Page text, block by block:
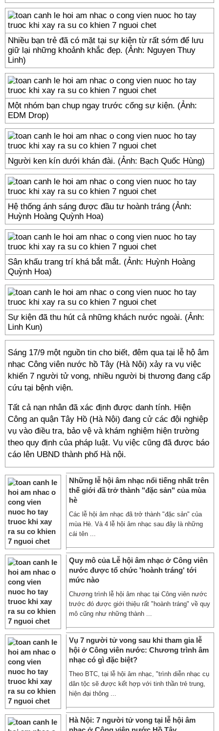
Nhiều bạn trẻ đã có mặt tại sự kiện từ rất sớm để lưu
giữ lại những khoảnh khắc đẹp. (Ảnh: Nguyen Thuy
Linh)
Một nhóm bạn chụp ngay trước cổng sự kiện. (Ảnh:
EDM Drop)
Người ken kín dưới khán đài. (Ảnh: Bạch Quốc Hùng)
Hệ thống ánh sáng được đầu tư hoành tráng (Ảnh:
Huỳnh Hoàng Quỳnh Hoa)
Sân khấu trang trí khá bắt mắt. (Ảnh: Huỳnh Hoàng
Quỳnh Hoa)
Sự kiện đã thu hút cả những khách nước ngoài. (Ảnh:
Linh Kun)
Sáng 17/9 một nguồn tin cho biết, đêm qua tại lễ hộ âm
nhạc Công viên nước hồ Tây (Hà Nội) xảy ra vụ việc
khiến 7 người tử vong, nhiều người bị thương đang cấp
cứu tại bệnh viện.
Tất cả nạn nhân đã xác định được danh tính. Hiện
Công an quận Tây Hồ (Hà Nội) đang cử các đội nghiệp
vụ vào điều tra, bảo vệ và khám nghiệm hiện trường
theo quy định của pháp luật. Vụ việc cũng đã được báo
cáo lên UBND thành phố Hà nội.
Những lễ hội âm nhạc nổi tiếng nhất trên
thế giới đã trở thành "đặc sản" của mùa
hè
Các lễ hội âm nhạc đã trở thành "đặc sản" của
mùa Hè. Và 4 lễ hội âm nhạc sau đây là những
cái tên ...
Quy mô của Lễ hội âm nhạc ở Công viên
nước được tổ chức 'hoành tráng' tới
mức nào
Chương trình lễ hội âm nhạc tại Công viên nước
trước đó được giới thiệu rất "hoành tráng" về quy
mô cũng như những thành ...
Vụ 7 người tử vong sau khi tham gia lễ
hội ở Công viên nước: Chương trình âm
nhạc có gì đặc biệt?
Theo BTC, tại lễ hội âm nhạc, "trình diễn nhạc cụ
dân tộc sẽ được kết hợp với tinh thần trẻ trung,
hiện đại thông ...
Hà Nội: 7 người tử vong tại lễ hội âm